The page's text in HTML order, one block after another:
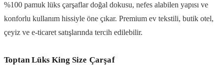
%100 pamuk lüks çarşaflar doğal dokusu, nefes alabilen yapısı ve
konforlu kullanım hissiyle öne çıkar. Premium ev tekstili, butik otel,
çeyiz ve e-ticaret satışlarında tercih edilebilir.
Toptan Lüks King Size Çarşaf